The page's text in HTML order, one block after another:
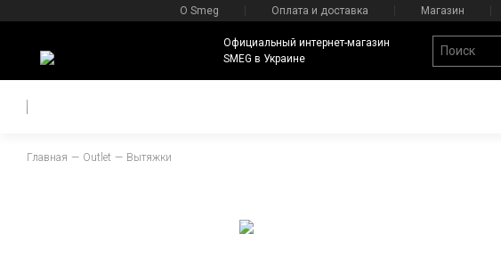
О Smeg Оплата и доставка Магазин
Официальный интернет-магазин
SMEG в Украине
Главная Outlet Вытяжки